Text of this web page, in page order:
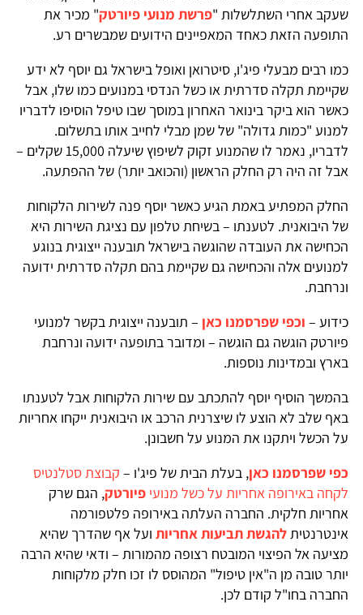
שעקב אחרי השתלשלות "פרשת מנועי פיורטק" מכיר את
התופעה הזאת כאחד המאפיינים הידועים שמבשרים רע.
כמו רבים מבעלי פיג'ו, סיטרואן ואופל בישראל גם יוסף לא ידע
שקיימת תקלה סדרתית או כשל הנדסי במנועים כמו שלו, אבל
כאשר הוא ביקר בינואר האחרון במוסך שבו טיפל הוסיפו לדבריו
למנוע "כמות גדולה" של שמן מבלי לחייב אותו בתשלום.
לדבריו, נאמר לו שהמנוע זקוק לשיפוץ שיעלה 15,000 שקלים –
אבל זה היה רק החלק הראשון (והכואב יותר) של ההפתעה.
החלק המפתיע באמת הגיע כאשר יוסף פנה לשירות הלקוחות
של היבואנית. לטענתו – בשיחת טלפון עם נציגת השירות היא
הכחישה את העובדה שהוגשה בישראל תובענה ייצוגית בנוגע
למנועים אלה והכחישה גם שקיימת בהם תקלה סדרתית ידועה
ונרחבת.
כידוע – וכפי שפרסמנו כאן – תובענה ייצוגית בקשר למנועי
פיורטק הוגשה גם הוגשה – ומדובר בתופעה ידועה ונרחבת
בארץ ובמדינות נוספות.
בהמשך הוסיף יוסף להתכתב עם שירות הלקוחות אבל לטענתו
באף שלב לא הוצע לו שיצרנית הרכב או היבואנית ייקחו אחריות
על הכשל ויתקנו את המנוע על חשבונן.
כפי שפרסמנו כאן, בעלת הבית של פיג'ו – קבוצת סטלנטיס
לקחה באירופה אחריות על כשל מנועי פיורטק, הגם שרק
אחריות חלקית. החברה העלתה באירופה פלטפורמה
אינטרנטיתלהגשת תביעות אחריות ועל אף שהדרך שהיא
מציעה אל הפיצוי המובטח רצופה מהמורות – ודאי שהיא הרבה
יותר טובה מן ה"אין טיפול" המהוסס לו זכו חלק מלקוחות
החברה בחו"ל קודם לכן.